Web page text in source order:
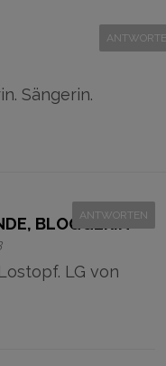
Sängerin.
BLOGGERIN
ANTWORTEN
LG von